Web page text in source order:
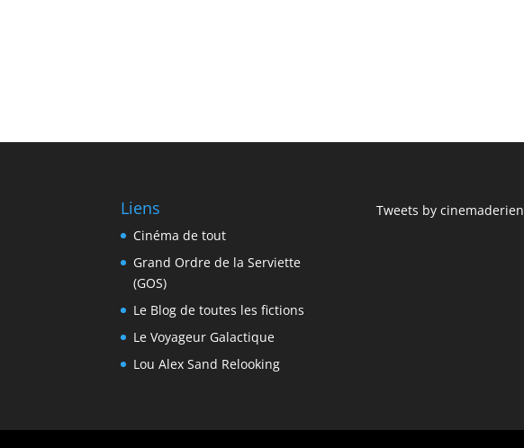
Liens
Cinéma de tout
Grand Ordre de la Serviette
(GOS)
Le Blog de toutes les fictions
Le Voyageur Galactique
Lou Alex Sand Relooking
Tweets by cinemaderien